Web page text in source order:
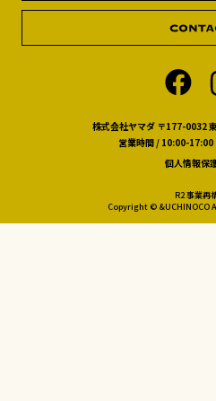
株式会社ヤマダ 〒177-0032
営業時間 / 10:00-
個人情報保
R2 事業再
Copyright © &UCHINOCO